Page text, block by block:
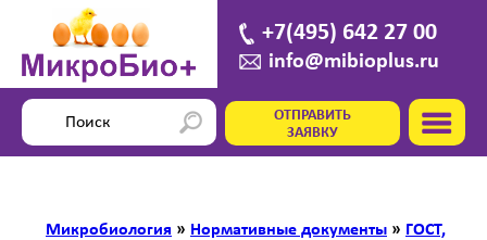
+7(495) 642 27 00
info@mibioplus.ru
ОТПРАВИТЬ
ЗАЯВКУ
Микробиология » Нормативные документы » ГОСТ,